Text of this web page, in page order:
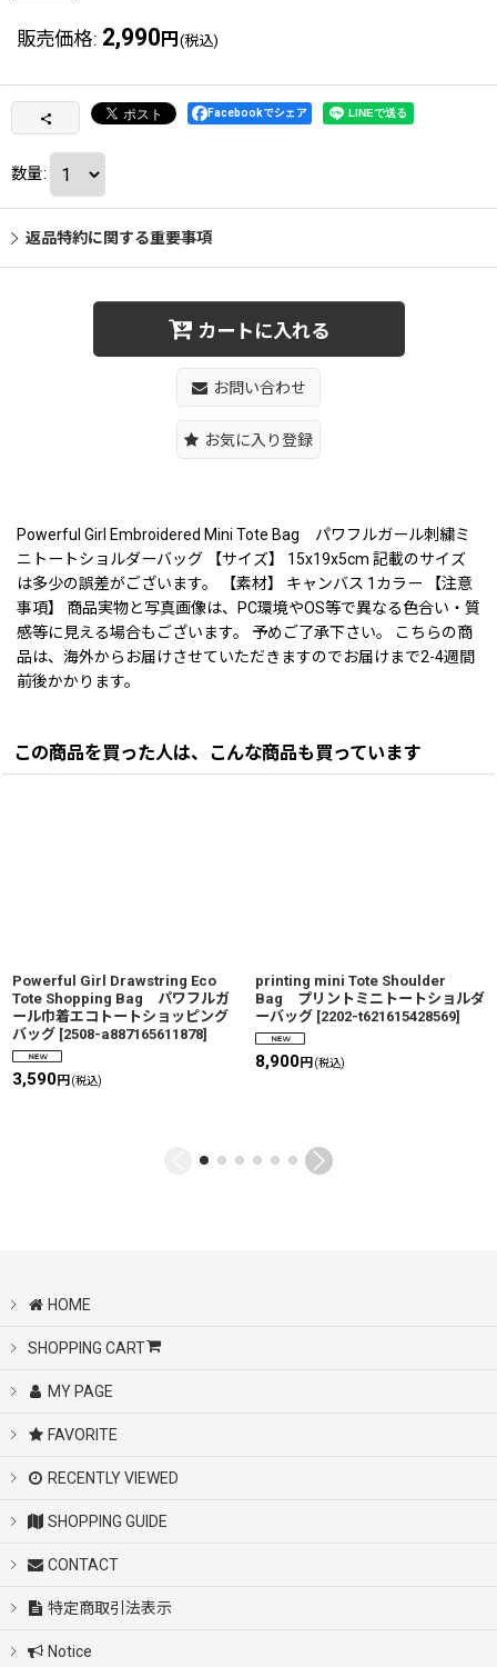
販売価格: 2,990 円 (税込)
Facebookでシェア
数量:
返品特約に関する重要事項
カートに入れる
お問い合わせ
お気に入り登録
Powerful Girl Embroidered Mini Tote Bag パワフルガール刺繍ミ
ニトートショルダーバッグ 【サイズ】 15x19x5cm 記載のサイズ
は多少の誤差がございます。 【素材】 キャンバス 1カラー 【注意
事項】 商品実物と写真画像は、PC環境やOS等で異なる色合い・質
感等に見える場合もございます。 予めご了承下さい。 こちらの商
品は、海外からお届けさせていただきますのでお届けまで2-4週間
前後かかります。
この商品を買った人は、こんな商品も買っています
Powerful Girl Drawstring Eco
Tote Shopping Bag パワフルガ
ール巾着エコトートショッピング
バッグ [2508-a887165611878]
3,590円 (税込)
printing mini Tote Shoulder
Bag プリントミニトートショルダ
ーバッグ [2202-t621615428569]
8,900円 (税込)
HOME
SHOPPING CART
MY PAGE
FAVORITE
RECENTLY VIEWED
SHOPPING GUIDE
CONTACT
特定商取引法表示
Notice